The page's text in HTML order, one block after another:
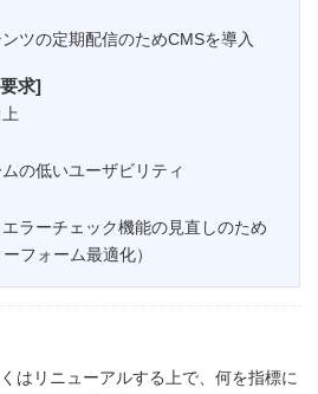
ツの定期配信のためCMSを導入
求]
の低いユーザビリティ
ラーチェック機能の見直しのため
フォーム最適化）
はリニューアルする上で、何を指標に